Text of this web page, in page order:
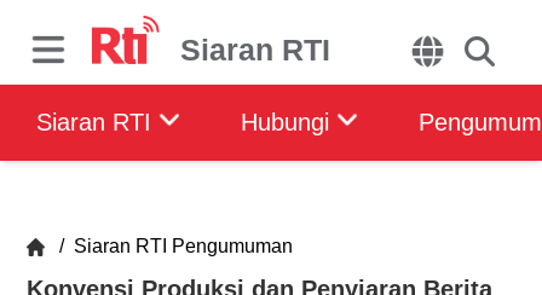
Siaran RTI
Siaran RTI Hubungi
/ Siaran RTI Pengumuman
Konvensi Produksi dan Penyiaran Berita